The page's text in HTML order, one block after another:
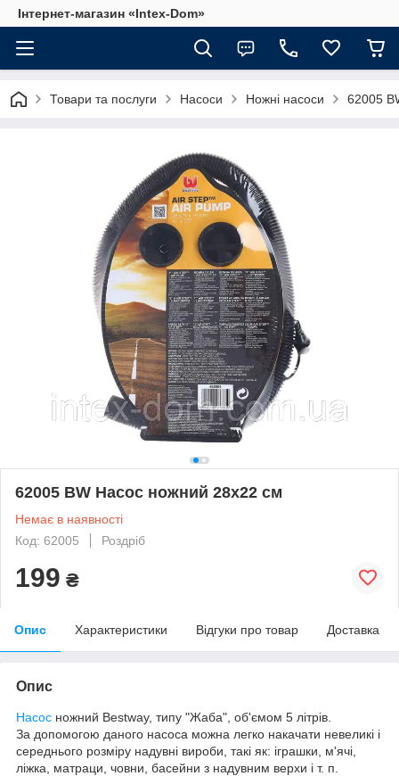
Інтернет-магазин «Intex-Dom»
Товари та послуги Насоси Ножні насоси 62005
62005 BW Насос ножний 28х22 см
Немає в наявності
Код: 62005
Роздріб
199 ₴
Опис Характеристики Відгуки про товар Доставка
Опис
Насос ножний Bestway, типу "Жаба", об'ємом 5 літрів.
За допомогою даного насоса можна легко накачати невеликі і
середнього розміру надувні вироби, такі як: іграшки, м'ячі,
ліжка, матраци, човни, басейни з надувним верхи і т. п.